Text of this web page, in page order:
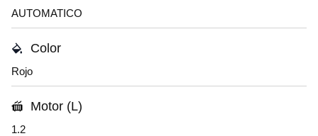
AUTOMATICO
Color
Rojo
Motor (L)
1.2